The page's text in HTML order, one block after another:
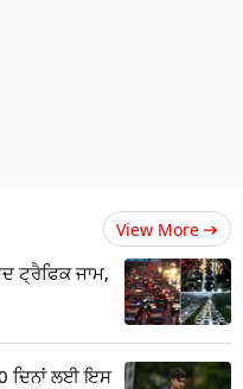
View More
ਟ੍ਰੈਫਿਕ ਜਾਮ,
ਦਿਨਾਂ ਲਈ ਇਸ